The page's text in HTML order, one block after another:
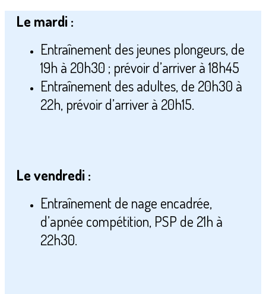
Le mardi :
Entraînement des jeunes plongeurs, de
19h à 20h30 ; prévoir d’arriver à 18h45
Entraînement des adultes, de 20h30 à
22h, prévoir d’arriver à 20h15.
Le vendredi :
Entraînement de nage encadrée,
d’apnée compétition, PSP de 21h à
22h30.